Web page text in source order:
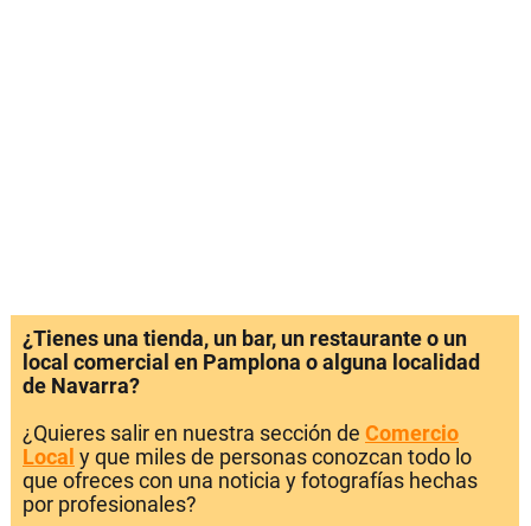
¿Tienes una tienda, un bar, un restaurante o un
local comercial en Pamplona o alguna localidad
de Navarra?
¿Quieres salir en nuestra sección de Comercio
Local y que miles de personas conozcan todo lo
que ofreces con una noticia y fotografías hechas
por profesionales?